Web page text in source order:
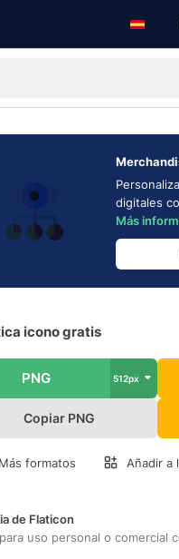
digitales
Más
icono gratis
PNG 512px
Copiar PNG
Más formatos Añadir a
de Flaticon
uso personal o comercial